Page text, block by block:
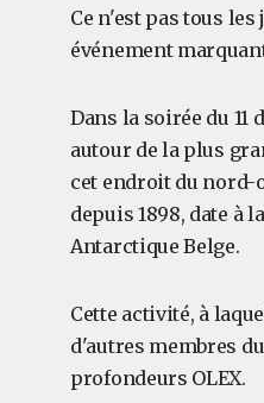
Ce n'est pas tous
événement
Dans la soirée du
autour de la plus
cet endroit du nord-
depuis 1898, date à
Antarctique Belge.
Cette activité, à
d'autres membres
profondeurs OLEX.